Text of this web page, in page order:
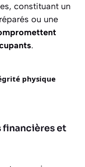
constituant un
ou une
.
physique
financières et